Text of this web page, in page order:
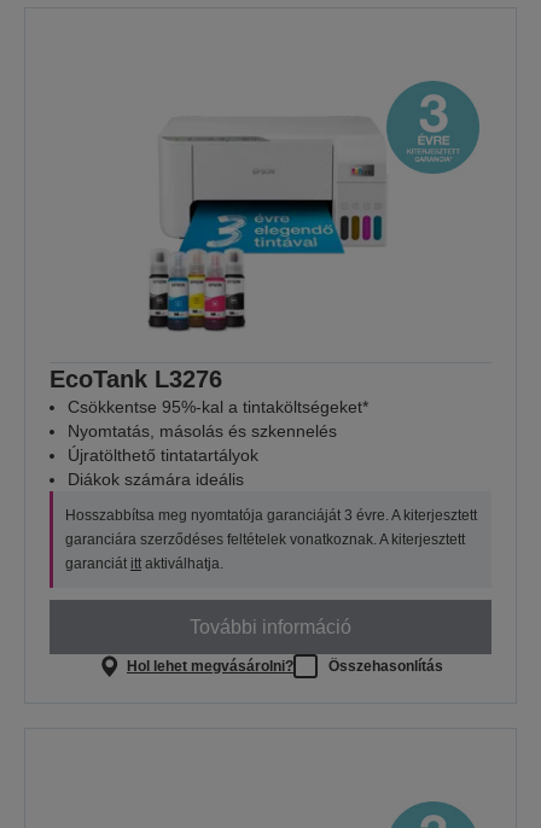
EcoTank L3276
Csökkentse 95%-kal a tintaköltségeket*
Nyomtatás, másolás és szkennelés
Újratölthető tintatartályok
Diákok számára ideális
Hosszabbítsa meg nyomtatója garanciáját 3 évre. A kiterjesztett
garanciára szerződéses feltételek vonatkoznak. A kiterjesztett
garanciát itt aktiválhatja.
További információ
Hol lehet megvásárolni? Összehasonlítás